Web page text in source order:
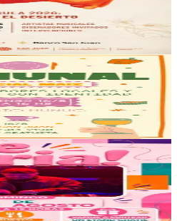
ago.,10:00 hs
ago.,19:00 hs
ago.,12:00 hs